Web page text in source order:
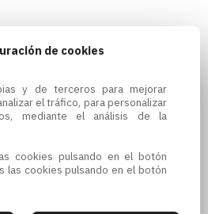
de cookies
y de terceros para mejorar
el tráfico, para personalizar
mediante el análisis de la
cookies pulsando en el botón
las cookies pulsando en el botón